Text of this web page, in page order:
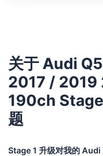
关于 Audi
2017 / 2019
190ch Stage
题
Stage 1 升级对我的